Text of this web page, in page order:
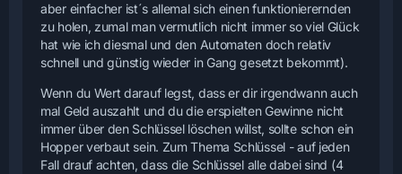
aber einfacher ist´s allemal sich einen funktionierernden
zu holen, zumal man vermutlich nicht immer so viel Glück
hat wie ich diesmal und den Automaten doch relativ
schnell und günstig wieder in Gang gesetzt bekommt).
Wenn du Wert darauf legst, dass er dir irgendwann auch
mal Geld auszahlt und du die erspielten Gewinne nicht
immer über den Schlüssel löschen willst, sollte schon ein
Hopper verbaut sein. Zum Thema Schlüssel - auf jeden
Fall drauf achten, dass die Schlüssel alle dabei sind (4